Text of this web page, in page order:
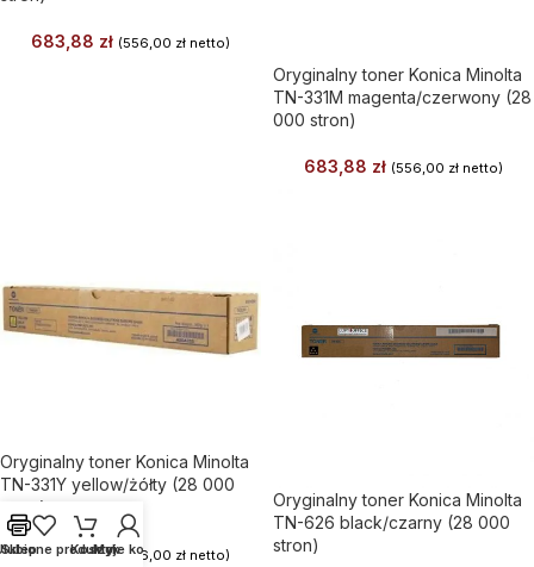
683,88 zł (556,00 zł netto)
Oryginalny toner Konica Minolta
TN-331M magenta/czerwony (28
000 stron)
683,88 zł (556,00 zł netto)
Oryginalny toner Konica Minolta
TN-331Y yellow/żółty (28 000
stron)
683,88zł (556,00 zł netto)
Oryginalny toner Konica Minolta
TN-626 black/czarny (28 000
stron)
Sklep produkty
KoszykMoje konto